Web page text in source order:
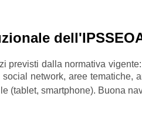
previsti dalla normativa
network, aree
(tablet, smartphone). Buona